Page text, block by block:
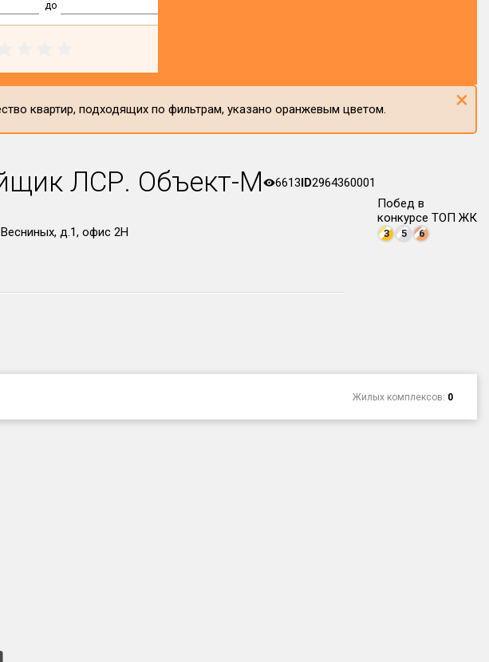
до
квартир, подходящих по фильтрам, указано оранжевым цветом. ×
ЛСР. Объект-М 6613ID2964360001
д.1, офис 2Н
Побед в
конкурсе ТОП ЖК
3 5 6
Жилых комплексов: 0